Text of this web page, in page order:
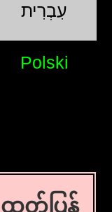
עִבְרִית
Polski
တ်ပြန်